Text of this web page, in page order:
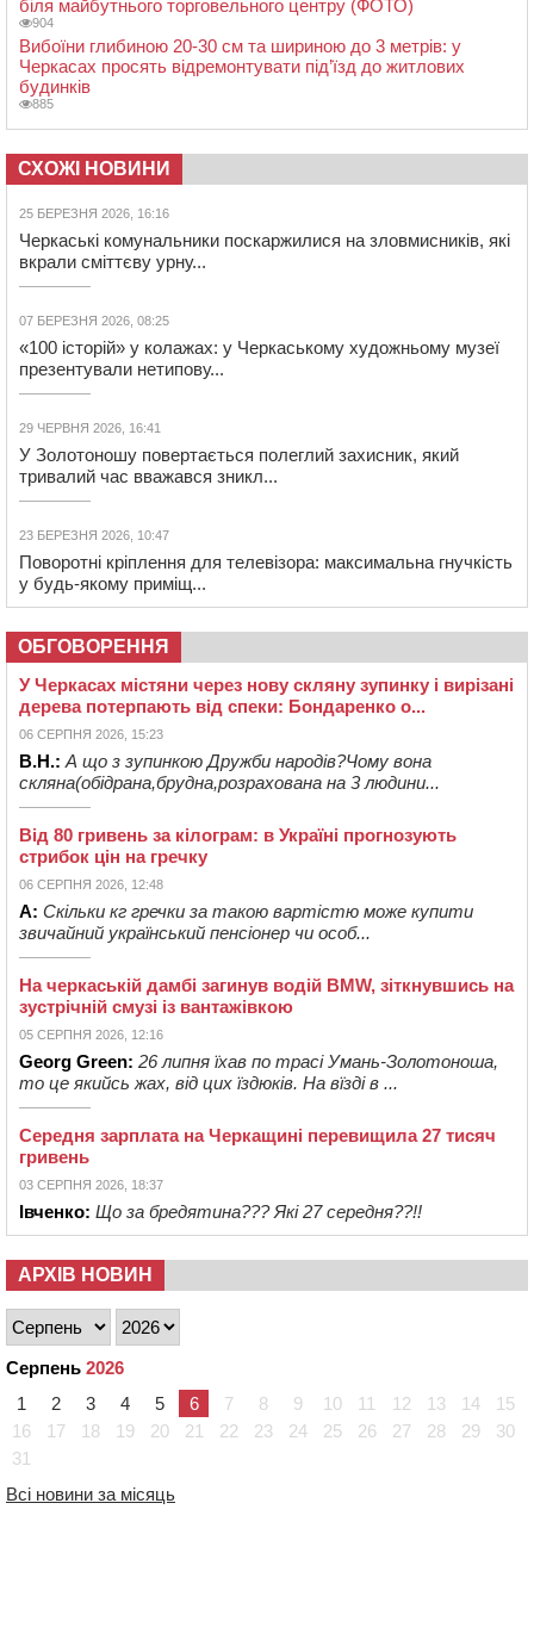
біля майбутнього торговельного центру (ФОТО)
904
Вибоїни глибиною 20-30 см та шириною до 3 метрів: у
Черкасах просять відремонтувати під’їзд до житлових
будинків
885
СХОЖІ НОВИНИ
25 БЕРЕЗНЯ 2026, 16:16
Черкаські комунальники поскаржилися на зловмисників, які
вкрали сміттєву урну...
07 БЕРЕЗНЯ 2026, 08:25
«100 історій» у колажах: у Черкаському художньому музеї
презентували нетипову...
29 ЧЕРВНЯ 2026, 16:41
У Золотоношу повертається полеглий захисник, який
тривалий час вважався зникл...
23 БЕРЕЗНЯ 2026, 10:47
Поворотні кріплення для телевізора: максимальна гнучкість
у будь-якому приміщ...
ОБГОВОРЕННЯ
У Черкасах містяни через нову скляну зупинку і вирізані
дерева потерпають від спеки: Бондаренко о...
06 СЕРПНЯ 2026, 15:23
В.Н.: А що з зупинкою Дружби народів?Чому вона
скляна(обідрана,брудна,розрахована на 3 людини...
Від 80 гривень за кілограм: в Україні прогнозують
стрибок цін на гречку
06 СЕРПНЯ 2026, 12:48
А: Скільки кг гречки за такою вартістю може купити
звичайний український пенсіонер чи особ...
На черкаській дамбі загинув водій BMW, зіткнувшись на
зустрічній смузі із вантажівкою
05 СЕРПНЯ 2026, 12:16
Georg Green: 26 липня їхав по трасі Умань-Золотоноша,
то це якийсь жах, від цих їздюків. На вїзді в ...
Середня зарплата на Черкащині перевищила 27 тисяч
гривень
03 СЕРПНЯ 2026, 18:37
Івченко: Що за бредятина??? Які 27 середня??!!
АРХІВ НОВИН
Серпень 2026
1
2 3 4 5 6 7 8 9 10 11 12 13 14
15
16
17 18 19 20 21 22 23 24 25 26 27 28 29
30
31
Всі новини за місяць